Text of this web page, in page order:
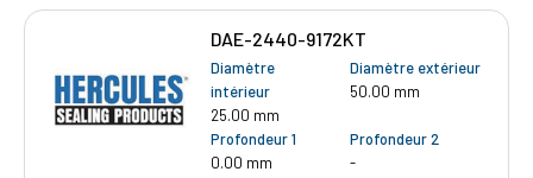
DAE-2440-9172KT
Diamètre
intérieur
25.00 mm
Diamètre extérieur
50.00 mm
Profondeur 1
0.00 mm
Profondeur 2
-